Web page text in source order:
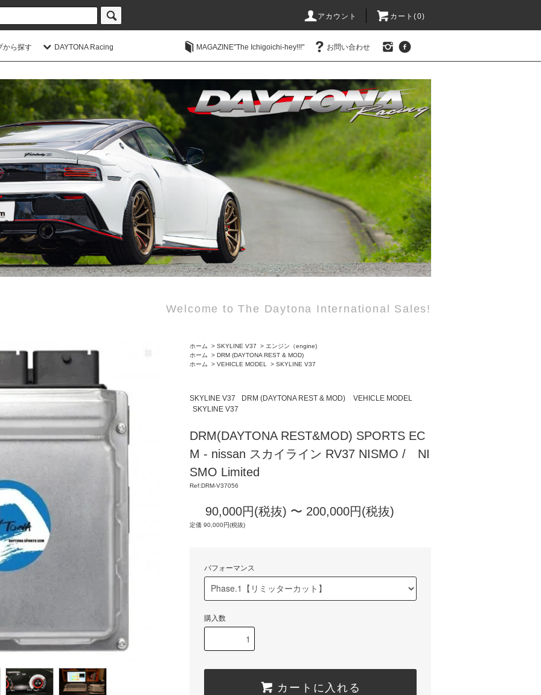
アカウント カート(0)
から探す DAYTONA Racing MAGAZINE"The Ichigoichi-hey!!!" お問い合わせ
Welcome to The Daytona International Sales!
ホーム > SKYLINE V37 > エンジン（engine)
ホーム
> DRM (DAYTONA REST & MOD)
ホーム
> VEHICLE MODEL > SKYLINE V37
SKYLINE V37 DRM (DAYTONA REST & MOD)
VEHICLE MODEL
SKYLINE V37
DRM(DAYTONA REST&MOD) SPORTS EC
M - nissan スカイライン RV37 NISMO / NI
SMO Limited
Ref:DRM-V37056
90,000円(税抜) 〜 200,000円(税抜)
定価 90,000円(税抜)
パフォーマンス
購入数
カートに入れる